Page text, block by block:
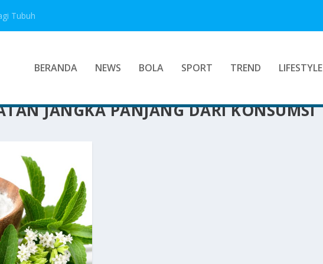
Tubuh
BERANDA NEWS BOLA SPORT TREND LIFESTYLE
JANGKA PANJANG DARI KONSUMSI